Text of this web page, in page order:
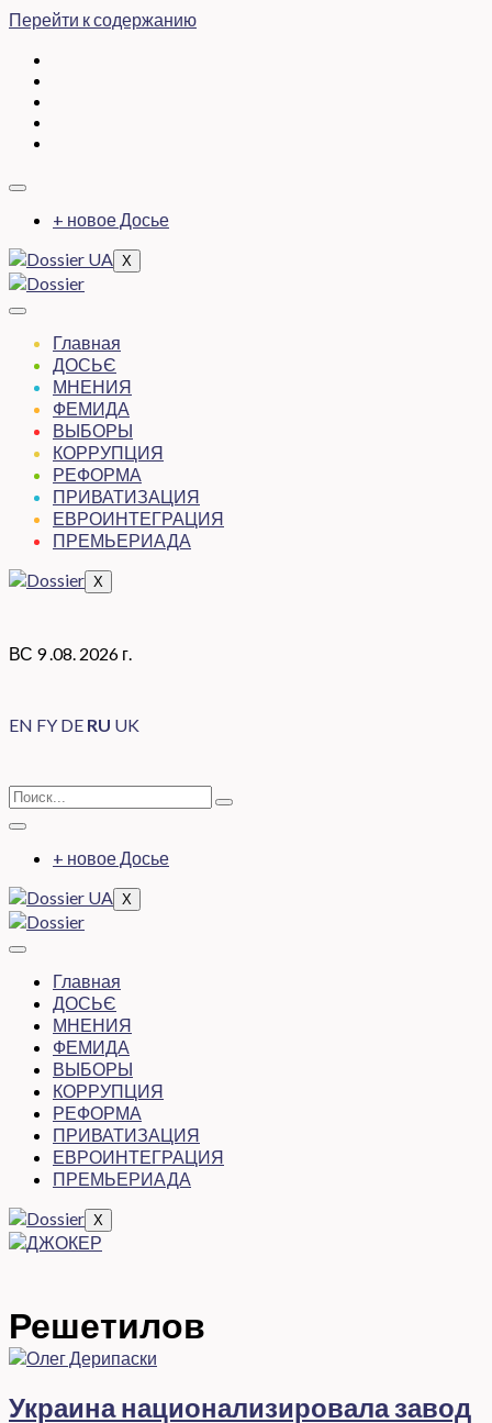
Перейти к содержанию
+ новое Досье
X
Главная
ДОСЬЄ
МНЕНИЯ
ФЕМИДА
ВЫБОРЫ
КОРРУПЦИЯ
РЕФОРМА
ПРИВАТИЗАЦИЯ
ЕВРОИНТЕГРАЦИЯ
ПРЕМЬЕРИАДА
X
ВС 9 .08. 2026 г.
EN FY DE RU UK
+ новое Досье
X
Главная
ДОСЬЄ
МНЕНИЯ
ФЕМИДА
ВЫБОРЫ
КОРРУПЦИЯ
РЕФОРМА
ПРИВАТИЗАЦИЯ
ЕВРОИНТЕГРАЦИЯ
ПРЕМЬЕРИАДА
X
Решетилов
Украина национализировала завод